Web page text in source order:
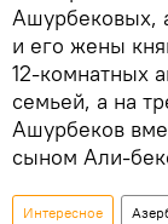
Ашурбековых,
и его жены
12-комнатных
семьей, а на
Ашурбеков
сыном Али-
Интересное